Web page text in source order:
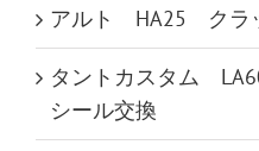
アルト HA25 クラ
タントカスタム
シール交換